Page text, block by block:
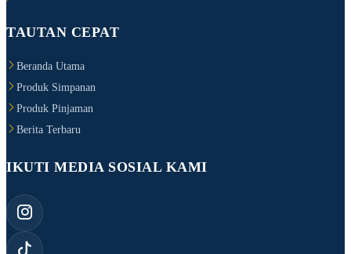
TAUTAN CEPAT
Beranda Utama
Produk Simpanan
Produk Pinjaman
Berita Terbaru
IKUTI MEDIA SOSIAL KAMI